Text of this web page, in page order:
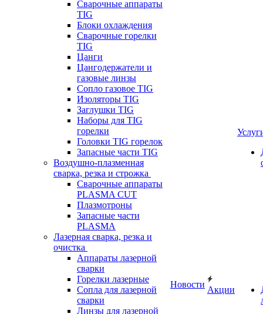
Сварочные аппараты
TIG
Блоки охлаждения
Сварочные горелки
TIG
Цанги
Цангодержатели и
газовые линзы
Сопло газовое TIG
Изоляторы TIG
Заглушки TIG
Наборы для TIG
горелки
Головки TIG горелок
Запасные части TIG
Воздушно-плазменная
сварка, резка и строжка
Сварочные аппараты
PLASMA CUT
Плазмотроны
Запасные части
PLASMA
Лазерная сварка, резка и
очистка
Аппараты лазерной
сварки
Горелки лазерные
Сопла для лазерной
сварки
Линзы для лазерной
Новости
Акции